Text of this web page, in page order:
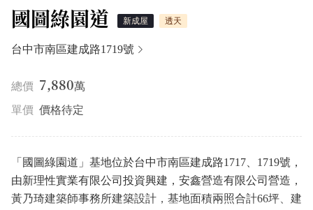
國圖綠園道 新成屋 透天
台中市南區建成路1719號
總價 7,880萬
單價 價格待定
「國圖綠園道」基地位於台中市南區建成路1717、1719號，
由新理性實業有限公司投資興建，安鑫營造有限公司營造，
黃乃琦建築師事務所建築設計，基地面積兩照合計66坪、建